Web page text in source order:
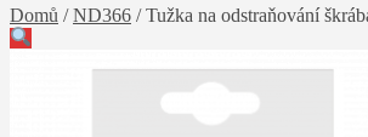
Domů /ND366 /Tužka na odstraňování